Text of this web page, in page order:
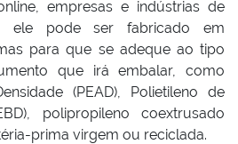
empresas e indústrias de
ele pode ser fabricado em
para que se adeque ao tipo
que irá embalar, como
(PEAD), Polietileno de
polipropileno coextrusado
prima virgem ou reciclada.